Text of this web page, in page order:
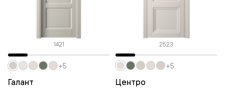
1421
Галант
+5
2523
Центро
+5